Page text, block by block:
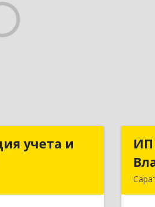
учета и
учета и
ИП